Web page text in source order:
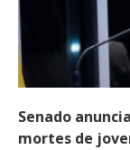
Senado
mortes de